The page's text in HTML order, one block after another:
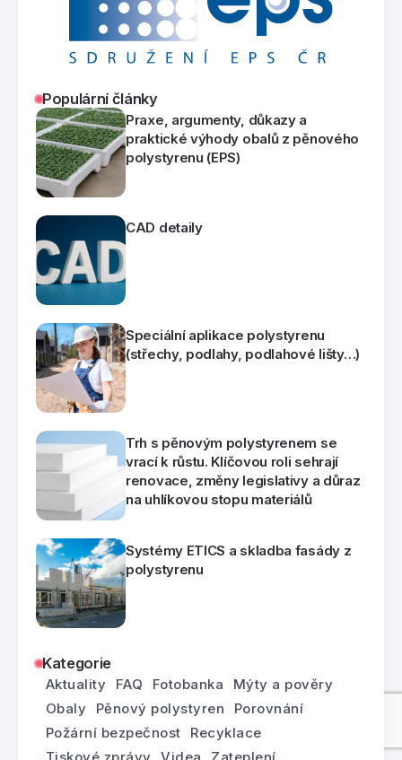
Populární články
Praxe, argumenty, důkazy a
praktické výhody obalů z pěnového
polystyrenu (EPS)
CAD detaily
Speciální aplikace polystyrenu
(střechy, podlahy, podlahové lišty…)
Trh s pěnovým polystyrenem se
vrací k růstu. Klíčovou roli sehrají
renovace, změny legislativy a důraz
na uhlíkovou stopu materiálů
Systémy ETICS a skladba fasády z
polystyrenu
Kategorie
Aktuality FAQ Fotobanka
Mýty a pověry
Obaly
Pěnový polystyren
Porovnání
Požární bezpečnost
Recyklace